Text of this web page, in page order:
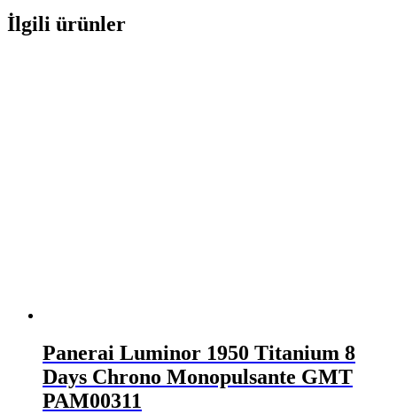
İlgili ürünler
Panerai Luminor 1950 Titanium 8
Days Chrono Monopulsante GMT
PAM00311